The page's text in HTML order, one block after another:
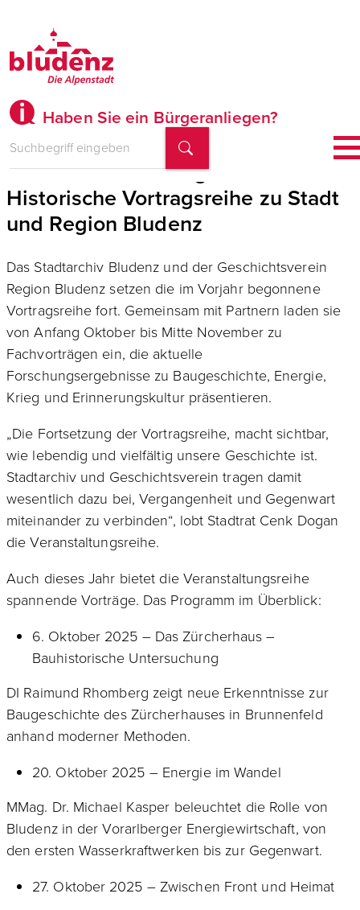
Haben Sie ein Bürgeranliegen?
Geschichte lebendig erzählt:
Historische Vortragsreihe zu Stadt
und Region Bludenz
Das Stadtarchiv Bludenz und der Geschichtsverein
Region Bludenz setzen die im Vorjahr begonnene
Vortragsreihe fort. Gemeinsam mit Partnern laden sie
von Anfang Oktober bis Mitte November zu
Fachvorträgen ein, die aktuelle
Forschungsergebnisse zu Baugeschichte, Energie,
Krieg und Erinnerungskultur präsentieren.
„Die Fortsetzung der Vortragsreihe, macht sichtbar,
wie lebendig und vielfältig unsere Geschichte ist.
Stadtarchiv und Geschichtsverein tragen damit
wesentlich dazu bei, Vergangenheit und Gegenwart
miteinander zu verbinden“, lobt Stadtrat Cenk Dogan
die Veranstaltungsreihe.
Auch dieses Jahr bietet die Veranstaltungsreihe
spannende Vorträge. Das Programm im Überblick:
6. Oktober 2025 – Das Zürcherhaus –
Bauhistorische Untersuchung
DI Raimund Rhomberg zeigt neue Erkenntnisse zur
Baugeschichte des Zürcherhauses in Brunnenfeld
anhand moderner Methoden.
20. Oktober 2025 – Energie im Wandel
MMag. Dr. Michael Kasper beleuchtet die Rolle von
Bludenz in der Vorarlberger Energiewirtschaft, von
den ersten Wasserkraftwerken bis zur Gegenwart.
27. Oktober 2025 – Zwischen Front und Heimat